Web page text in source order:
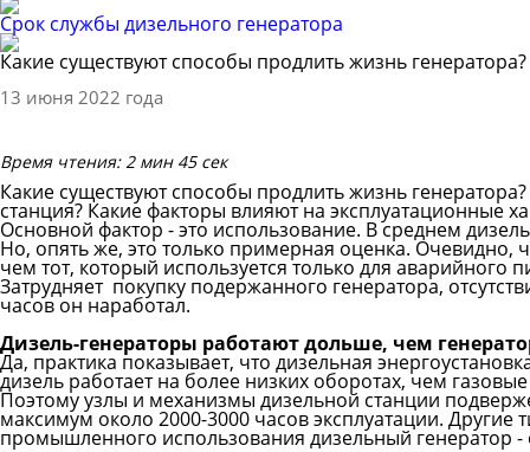
Срок службы дизельного генератора
Какие существуют способы продлить жизнь генератора?
13 июня 2022 года
Время чтения: 2 мин 45 сек
Какие существуют способы продлить жизнь
станция? Какие факторы влияют на эксплуатационные
Основной фактор - это использование. В среднем
Но, опять же, это только примерная оценка. Очевидно,
чем тот, который используется только для аварийного
Затрудняет покупку подержанного генератора,
часов он наработал.
Дизель-генераторы работают дольше, чем
Да, практика показывает, что дизельная
дизель работает на более низких оборотах, чем
Поэтому узлы и механизмы дизельной станции
максимум около 2000-3000 часов эксплуатации.
промышленного использования дизельный генератор